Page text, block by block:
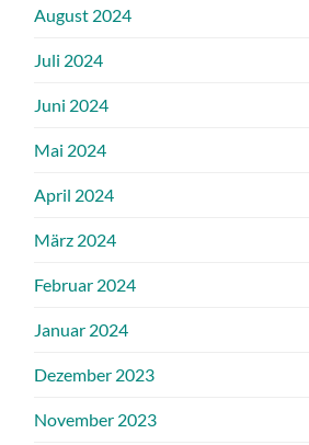
August 2024
Juli 2024
Juni 2024
Mai 2024
April 2024
März 2024
Februar 2024
Januar 2024
Dezember 2023
November 2023